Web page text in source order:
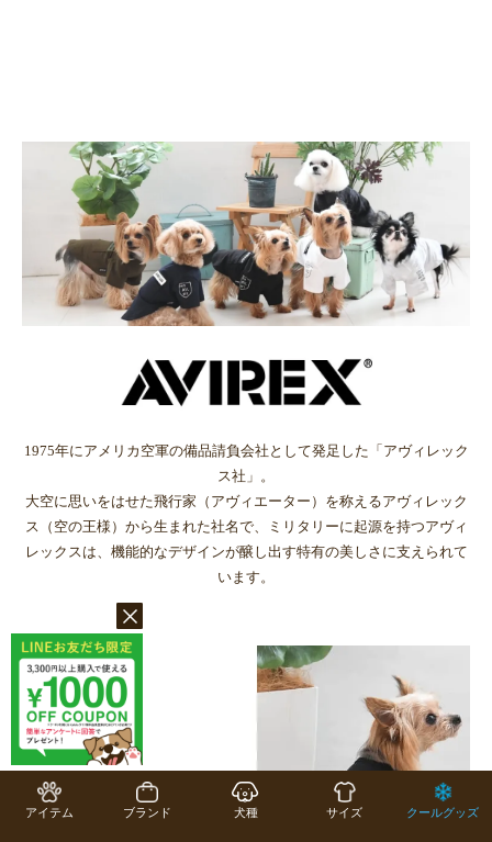
1975年にアメリカ空軍の備品請負会社として発足した「アヴィレック
ス社」。
大空に思いをはせた飛行家（アヴィエーター）を称えるアヴィレック
ス（空の王様）から生まれた社名で、ミリタリーに起源を持つアヴィ
レックスは、機能的なデザインが醸し出す特有の美しさに支えられて
います。
アイテム ブランド 犬種 サイズ クールグッズ